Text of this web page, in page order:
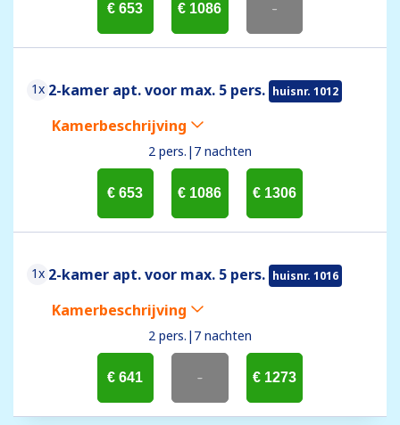
€ 653 € 1086 -
1x 2-kamer apt. voor max. 5 pers. huisnr. 1012
Kamerbeschrijving
2 pers. | 7 nachten
€ 653 € 1086 € 1306
1x 2-kamer apt. voor max. 5 pers. huisnr. 1016
Kamerbeschrijving
2 pers. | 7 nachten
€ 641 - € 1273